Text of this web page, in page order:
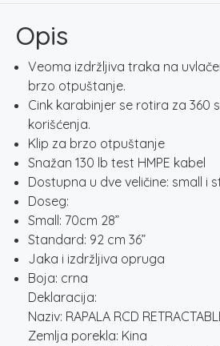
Opis
Veoma izdržljiva traka na
brzo otpuštanje.
Cink karabinjer se rotira za 360
korišćenja.
Klip za brzo otpuštanje
Snažan 130 lb test HMPE kabel
Dostupna u dve veličine: small i
Doseg:
Small: 70cm 28”
Standard: 92 cm 36”
Jaka i izdržljiva opruga
Boja: crna
Deklaracija:
Naziv: RAPALA RCD
Zemlja porekla: Kina